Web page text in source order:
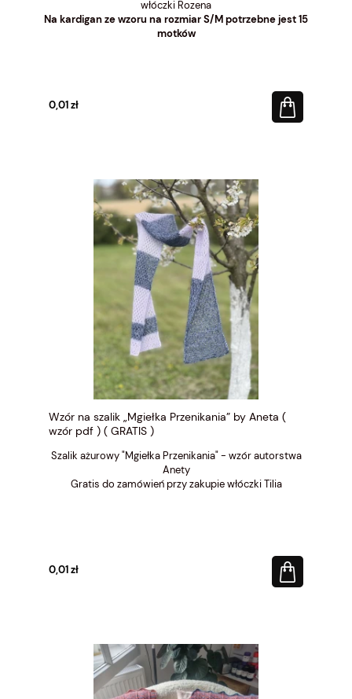
włóczki Rozena
Na kardigan ze wzoru na rozmiar S/M potrzebne jest 15
motków
0,01 zł
Wzór na szalik „Mgiełka Przenikania” by Aneta (
wzór pdf ) ( GRATIS )
Szalik ażurowy "Mgiełka Przenikania" - wzór autorstwa
Anety
Gratis do zamówień przy zakupie włóczki Tilia
0,01 zł